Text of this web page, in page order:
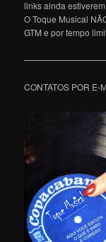
links ainda
O Toque Musical
GTM e por tempo
CONTATOS POR